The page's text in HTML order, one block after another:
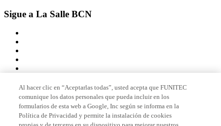
Sigue a La Salle BCN
Miembro de
Al hacer clic en “Aceptarlas todas”, usted acepta que FUNITEC
comunique los datos personales que pueda incluir en los
formularios de esta web a Google, Inc según se informa en la
Política de Privacidad y permite la instalación de cookies